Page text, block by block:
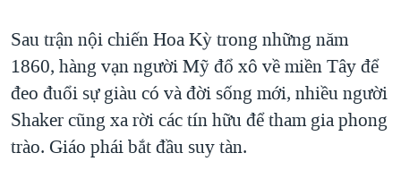
Sau trận nội chiến Hoa Kỳ trong những năm
1860, hàng vạn người Mỹ đổ xô về miền Tây để
đeo đuổi sự giàu có và đời sống mới, nhiều người
Shaker cũng xa rời các tín hữu để tham gia phong
trào. Giáo phái bắt đầu suy tàn.